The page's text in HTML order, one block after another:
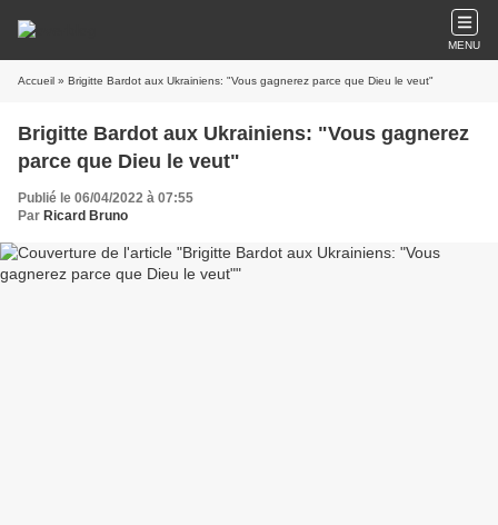
MENU
Accueil » Brigitte Bardot aux Ukrainiens: "Vous gagnerez parce que Dieu le veut"
Brigitte Bardot aux Ukrainiens: "Vous gagnerez
parce que Dieu le veut"
Publié le 06/04/2022 à 07:55
Par Ricard Bruno